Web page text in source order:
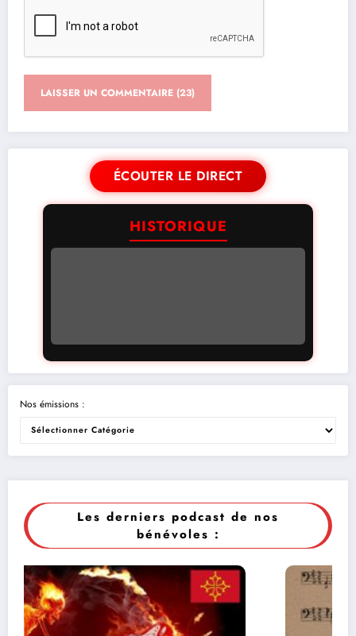
ÉCOUTER LE DIRECT
HISTORIQUE
Nos émissions :
Les derniers podcast de nos
bénévoles :